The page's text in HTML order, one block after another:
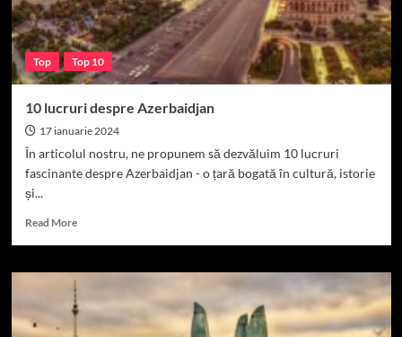
Top Top 10
10 lucruri despre Azerbaidjan
17 ianuarie 2024
În articolul nostru, ne propunem să dezvăluim 10 lucruri
fascinante despre Azerbaidjan - o țară bogată în cultură, istorie
și...
Read MoreRead
10
lucruri
despre